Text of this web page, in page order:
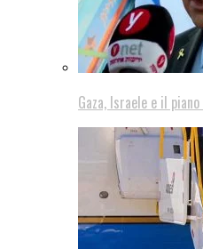
Gaza, Israele e il